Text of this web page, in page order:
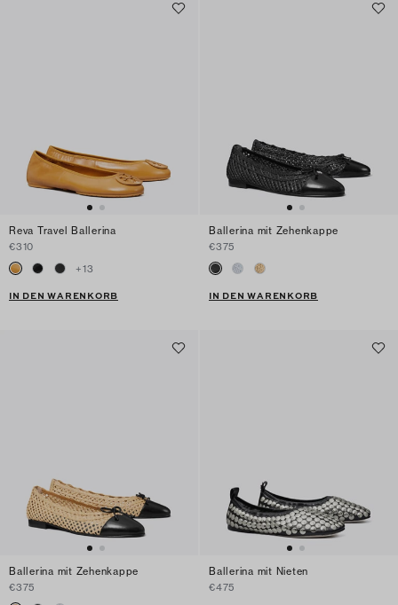
Reva Travel Ballerina
€310
+13
IN DEN WARENKORB
Ballerina mit Zehenkappe
€375
IN DEN WARENKORB
Ballerina mit Zehenkappe
€375
Ballerina mit Nieten
€475